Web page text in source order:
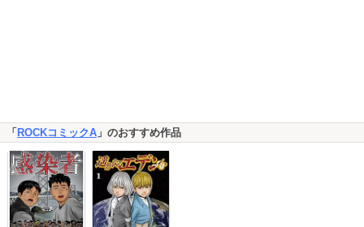
「ROCKコミックA 」のおすすめ作品